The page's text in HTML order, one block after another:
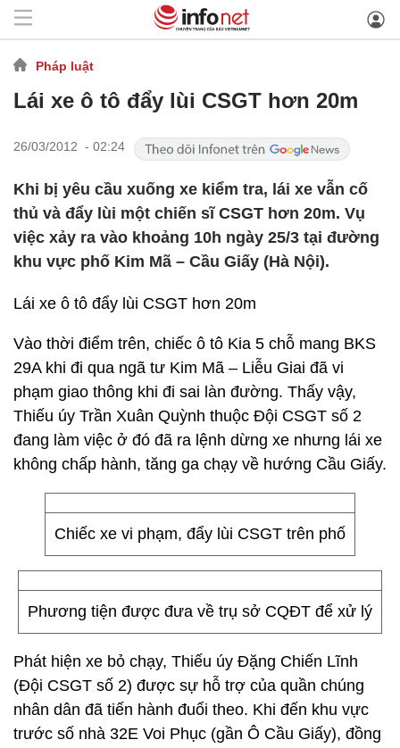
Pháp luật
Lái xe ô tô đẩy lùi CSGT hơn 20m
26/03/2012 - 02:24
Khi bị yêu cầu xuống xe kiểm tra, lái xe vẫn cố
thủ và đẩy lùi một chiến sĩ CSGT hơn 20m. Vụ
việc xảy ra vào khoảng 10h ngày 25/3 tại đường
khu vực phố Kim Mã – Cầu Giấy (Hà Nội).
Lái xe ô tô đẩy lùi CSGT hơn 20m
Vào thời điểm trên, chiếc ô tô Kia 5 chỗ mang BKS
29A khi đi qua ngã tư Kim Mã – Liễu Giai đã vi
phạm giao thông khi đi sai làn đường. Thấy vậy,
Thiếu úy Trần Xuân Quỳnh thuộc Đội CSGT số 2
đang làm việc ở đó đã ra lệnh dừng xe nhưng lái xe
không chấp hành, tăng ga chạy về hướng Cầu Giấy.
Chiếc xe vi phạm, đẩy lùi CSGT trên phố
Phương tiện được đưa về trụ sở CQĐT để xử lý
Phát hiện xe bỏ chạy, Thiếu úy Đặng Chiến Lĩnh
(Đội CSGT số 2) được sự hỗ trợ của quần chúng
nhân dân đã tiến hành đuổi theo. Khi đến khu vực
trước số nhà 32E Voi Phục (gần Ô Cầu Giấy), đồng